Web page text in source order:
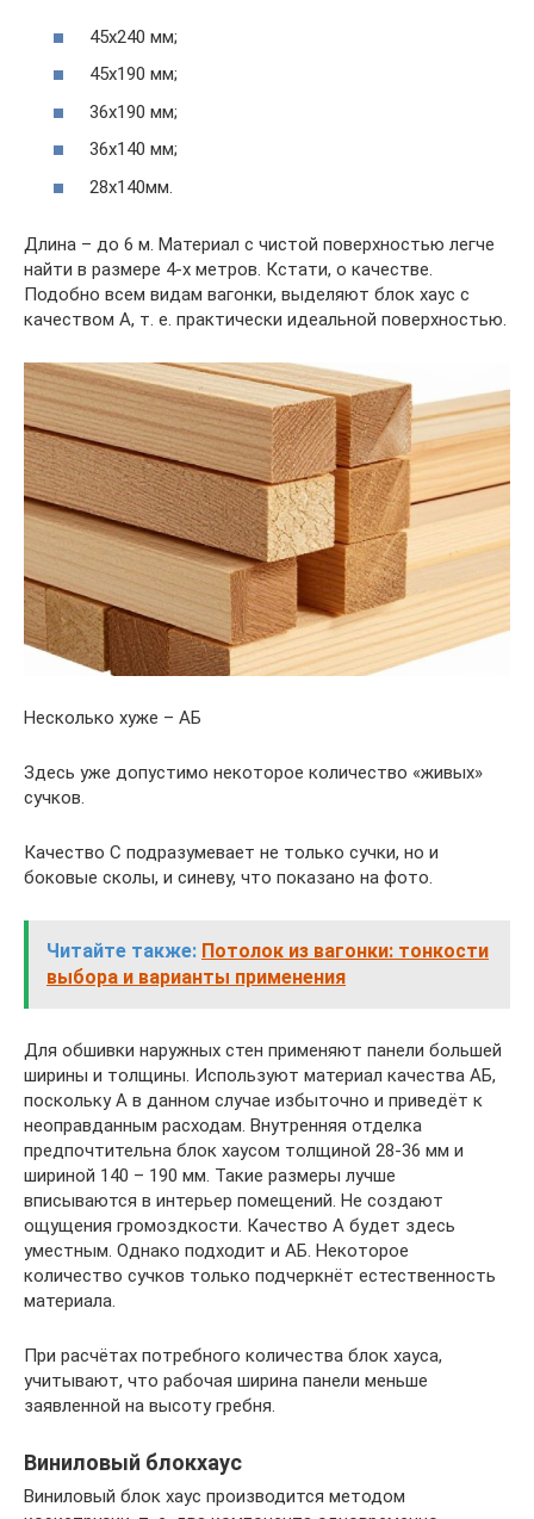
45х240 мм;
45х190 мм;
36х190 мм;
36х140 мм;
28х140мм.
Длина – до 6 м. Материал с чистой поверхностью легче
найти в размере 4-х метров. Кстати, о качестве.
Подобно всем видам вагонки, выделяют блок хаус с
качеством А, т. е. практически идеальной поверхностью.
Несколько хуже – АБ
Здесь уже допустимо некоторое количество «живых»
сучков.
Качество С подразумевает не только сучки, но и
боковые сколы, и синеву, что показано на фото.
Читайте также: Потолок из вагонки: тонкости
выбора и варианты применения
Для обшивки наружных стен применяют панели большей
ширины и толщины. Используют материал качества АБ,
поскольку А в данном случае избыточно и приведёт к
неоправданным расходам. Внутренняя отделка
предпочтительна блок хаусом толщиной 28-36 мм и
шириной 140 – 190 мм. Такие размеры лучше
вписываются в интерьер помещений. Не создают
ощущения громоздкости. Качество А будет здесь
уместным. Однако подходит и АБ. Некоторое
количество сучков только подчеркнёт естественность
материала.
При расчётах потребного количества блок хауса,
учитывают, что рабочая ширина панели меньше
заявленной на высоту гребня.
Виниловый блокхаус
Виниловый блок хаус производится методом